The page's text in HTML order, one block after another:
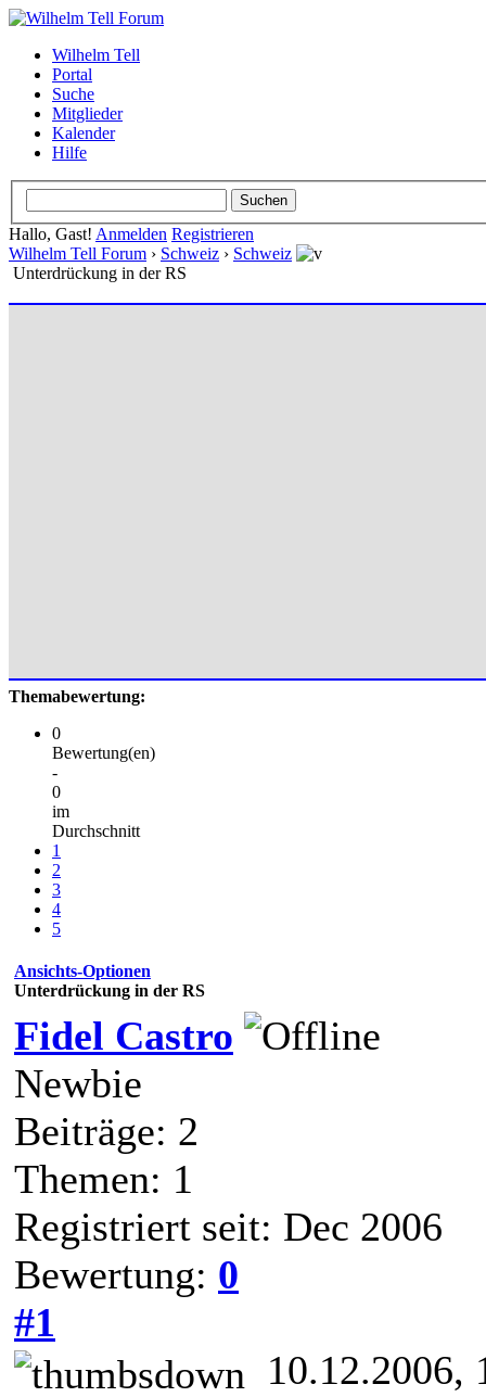
Wilhelm Tell
Portal
Suche
Mitglieder
Kalender
Hilfe
Hallo, Gast! Anmelden Registrieren
Wilhelm Tell Forum › Schweiz › Schweiz
Unterdrückung in der RS
Themabewertung:
0
Bewertung(en)
-
0
im
Durchschnitt
1
2
3
4
5
Ansichts-Optionen
Unterdrückung in der RS
Fidel Castro
Newbie
Beiträge: 2
Themen: 1
Registriert seit: Dec 2006
Bewertung: 0
#1
10.12.2006,